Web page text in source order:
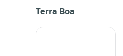
Terra Boa